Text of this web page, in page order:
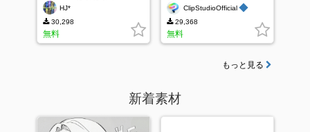
HJ*
30,298
無料
ClipStudioOfficial ◆
29,368
無料
もっと見る
新着素材